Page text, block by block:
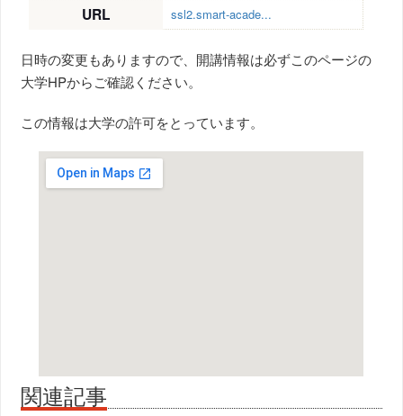
URL ssl2.smart-acade...
日時の変更もありますので、開講情報は必ずこのページの
大学HPからご確認ください。
この情報は大学の許可をとっています。
関連記事